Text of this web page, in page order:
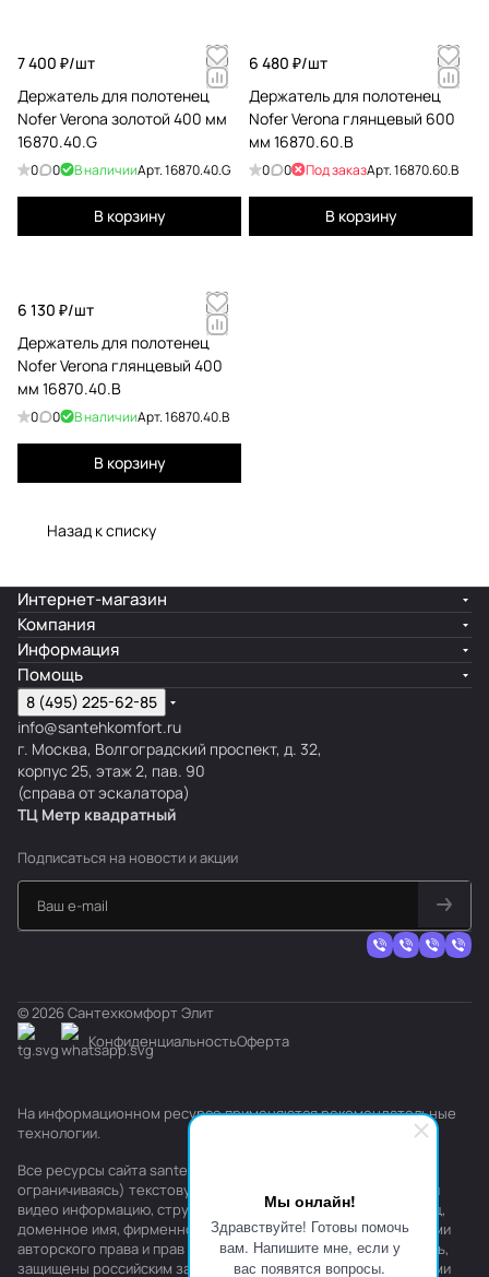
Мы онлайн!
Здравствуйте! Готовы помочь
вам. Напишите мне, если у
вас появятся вопросы.
7 400 ₽/шт
Держатель для полотенец
Nofer Verona золотой 400 мм
16870.40.G
0 0 В наличииАрт.16870.40.G
В корзину
6 480 ₽/шт
Держатель для полотенец
Nofer Verona глянцевый 600
мм 16870.60.B
0 0 Под заказАрт.16870.60.B
В корзину
6 130 ₽/шт
Держатель для полотенец
Nofer Verona глянцевый 400
мм 16870.40.B
0 0 В наличииАрт.16870.40.B
В корзину
Назад к списку
Интернет-магазин
Компания
Информация
Помощь
8 (495) 225-62-85
info@santehkomfort.ru
г. Москва, Волгоградский проспект, д. 32,
корпус 25, этаж 2, пав. 90
(справа от эскалатора)
ТЦ Метр квадратный
Подписаться на новости и акции
© 2026 Сантехкомфорт Элит
КонфиденциальностьОферта
На информационном ресурсе применяютсярекомендательные
технологии.
Все ресурсы сайта santehkomfort.ru, включая (но не
ограничиваясь) текстовую, графическую, фотографическую и
видео информацию, структуру, дизайн и оформление страниц,
доменное имя, фирменное наименование являются объектами
авторского права и прав на интеллектуальную собственность,
защищены российским законодательством и международными